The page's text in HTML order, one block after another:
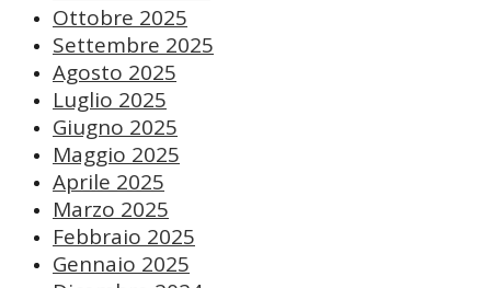
Ottobre 2025
Settembre 2025
Agosto 2025
Luglio 2025
Giugno 2025
Maggio 2025
Aprile 2025
Marzo 2025
Febbraio 2025
Gennaio 2025